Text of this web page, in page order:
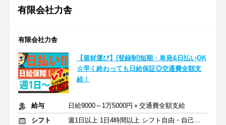
有限会社力舎
有限会社力舎
【資材運び】[登録制]短期・単発&日払いOK
☆早く終わっても日給保証◎交通費全額支
給！
給与
日給9000～1万5000円＋交通費全額支給
シフト
週1日以上 1日4時間以上 シフト自由・自己申告